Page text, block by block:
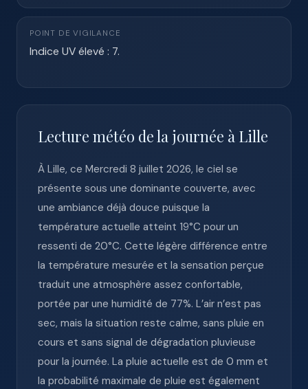
POINT DE VIGILANCE
Indice UV élevé : 7.
Lecture météo de la journée à Lille
À Lille, ce Mercredi 8 juillet 2026, le ciel se
présente sous une dominante couverte, avec
une ambiance déjà douce puisque la
température actuelle atteint 19°C pour un
ressenti de 20°C. Cette légère différence entre
la température mesurée et la sensation perçue
traduit une atmosphère assez confortable,
portée par une humidité de 77%. L’air n’est pas
sec, mais la situation reste calme, sans pluie en
cours et sans signal de dégradation pluvieuse
pour la journée. La pluie actuelle est de 0 mm et
la probabilité maximale de pluie est également